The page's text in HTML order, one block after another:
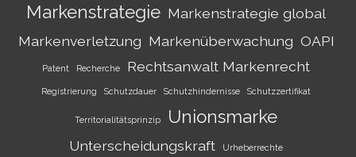
Markenstrategie Markenstrategie global
Markenverletzung Markenüberwachung OAPI
Patent Recherche Rechtsanwalt Markenrecht
Registrierung Schutzdauer Schutzhindernisse Schutzzertifikat
Territorialitätsprinzip Unionsmarke
Unterscheidungskraft Urheberrechte